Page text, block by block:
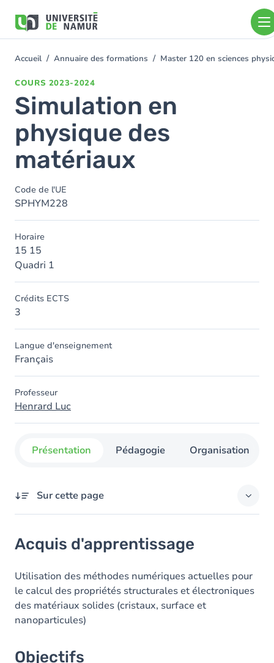
contenu
You
Accueil Annuaire des formations Master 120 en sciences
COURS 2023-2024
Simulation en
physique des
matériaux
Code de l'UE
SPHYM228
Horaire
15 15
Quadri 1
Crédits ECTS
3
Langue d'enseignement
Français
Professeur
Henrard Luc
Présentation Pédagogie Organisation
Sur cette page
Objectifs
Contenu
Acquis d'apprentissage
Utilisation des méthodes numériques actuelles pour
le calcul des propriétés structurales et électroniques
des matériaux solides (cristaux, surface et
nanoparticules)
Objectifs